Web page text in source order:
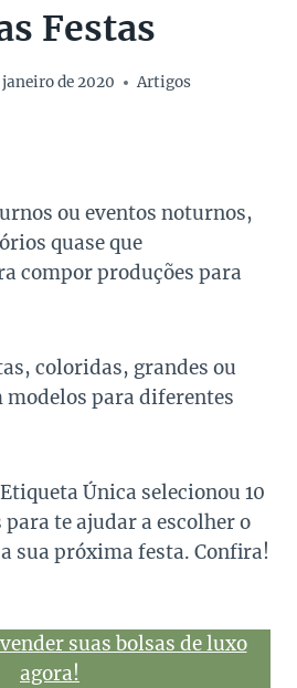
Festas
janeiro de 2020 Artigos
ou eventos noturnos,
quase que
compor produções para
coloridas, grandes ou
modelos para diferentes
Única selecionou 10
para te ajudar a escolher o
sua próxima festa. Confira!
suas bolsas de luxo
agora!